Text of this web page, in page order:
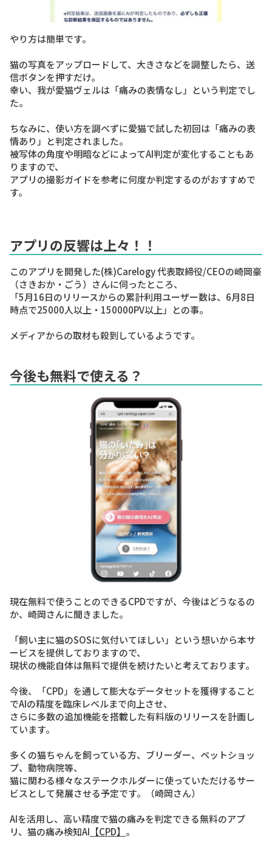
やり方は簡単です。
猫の写真をアップロードして、大きさなどを調整したら、送
信ボタンを押すだけ。
幸い、我が愛猫ヴェルは 「痛みの表情なし」 という判定でし
た。
ちなみに、使い方を調べずに愛猫で試した初回は 「痛みの表
情あり」 と判定されました。
被写体の角度や明暗などによってAI判定が変化することもあ
りますので、
アプリの撮影ガイドを参考に何度か判定するのがおすすめで
す。
アプリの反響は上々！！
このアプリを開発した(株)Carelogy 代表取締役/CEOの崎岡豪
（さきおか・ごう）さんに伺ったところ、
「5月16日のリリースからの累計利用ユーザー数は、6月8日
時点で25000人以上・150000PV以上」 との事。
メディアからの取材も殺到しているようです。
今後も無料で使える？
現在無料で使うことのできるCPDですが、今後はどうなるの
か、崎岡さんに聞きました。
「飼い主に猫のSOSに気付いてほしい」 という想いから本サ
ービスを提供しておりますので、
現状の機能自体は無料で提供を続けたいと考えております。
今後、
「CPD」 を通して膨大なデータセットを獲得すること
でAIの精度を臨床レベルまで向上させ、
さらに多数の追加機能を搭載した有料版のリリースを計画し
ています。
多くの猫ちゃんを飼っている方、ブリーダー、ペットショッ
プ、動物病院等、
猫に関わる様々なステークホルダーに使っていただけるサー
ビスとして発展させる予定です。（崎岡さん）
AIを活用し、高い精度で猫の痛みを判定できる無料のアプ
リ、猫の痛み検知AI 【CPD】 。